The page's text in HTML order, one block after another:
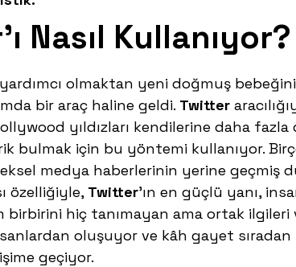
Nasıl Kullanıyor?
olmaktan yeni doğmuş
bir araç haline geldi. Twitter
yıldızları kendilerine daha fazla
bulmak için bu yöntemi kullanıyor.
medya haberlerinin yerine geçmiş
özelliğiyle, Twitter’ın en güçlü yanı,
birbirini hiç tanımayan ama ortak
oluşuyor ve kâh gayet sıradan
geçiyor.